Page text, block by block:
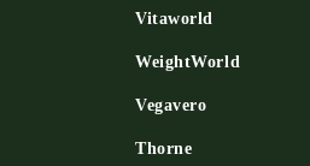
Vitaworld
WeightWorld
Vegavero
Thorne